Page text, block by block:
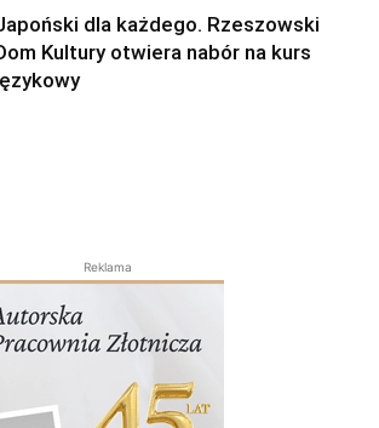
dla każdego. Rzeszowski
Kultury otwiera nabór na kurs
Reklama